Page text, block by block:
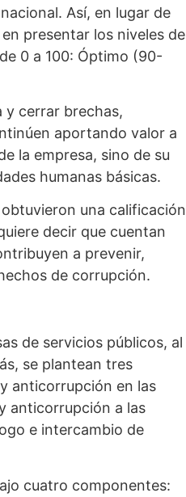
Así, en lugar de
presentar los niveles de
0 a 100: Óptimo (90-
y cerrar brechas,
aportando valor a
la empresa, sino de su
humanas básicas.
una calificación
decir que cuentan
a prevenir,
de corrupción.
de servicios públicos, al
se plantean tres
anticorrupción en las
anticorrupción a las
e intercambio de
cuatro componentes: